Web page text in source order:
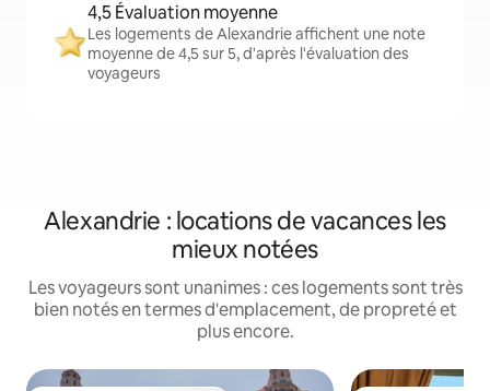
4,5 Évaluation moyenne
Les logements de Alexandrie affichent une note
moyenne de 4,5 sur 5, d'après l'évaluation des
voyageurs
Alexandrie : locations de vacances les
mieux notées
Les voyageurs sont unanimes : ces logements sont très
bien notés en termes d'emplacement, de propreté et
plus encore.